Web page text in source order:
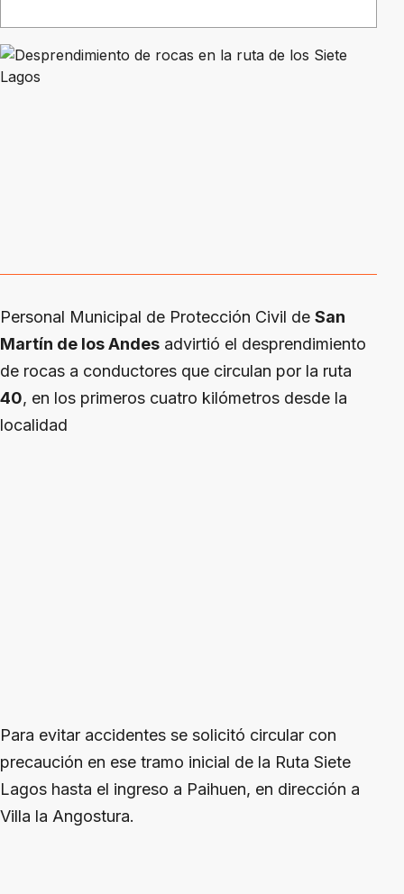
Personal Municipal de Protección Civil de San
Martín de los Andes advirtió el desprendimiento
de rocas a conductores que circulan por la ruta
40, en los primeros cuatro kilómetros desde la
localidad
Para evitar accidentes se solicitó circular con
precaución en ese tramo inicial de la Ruta Siete
Lagos hasta el ingreso a Paihuen, en dirección a
Villa la Angostura.